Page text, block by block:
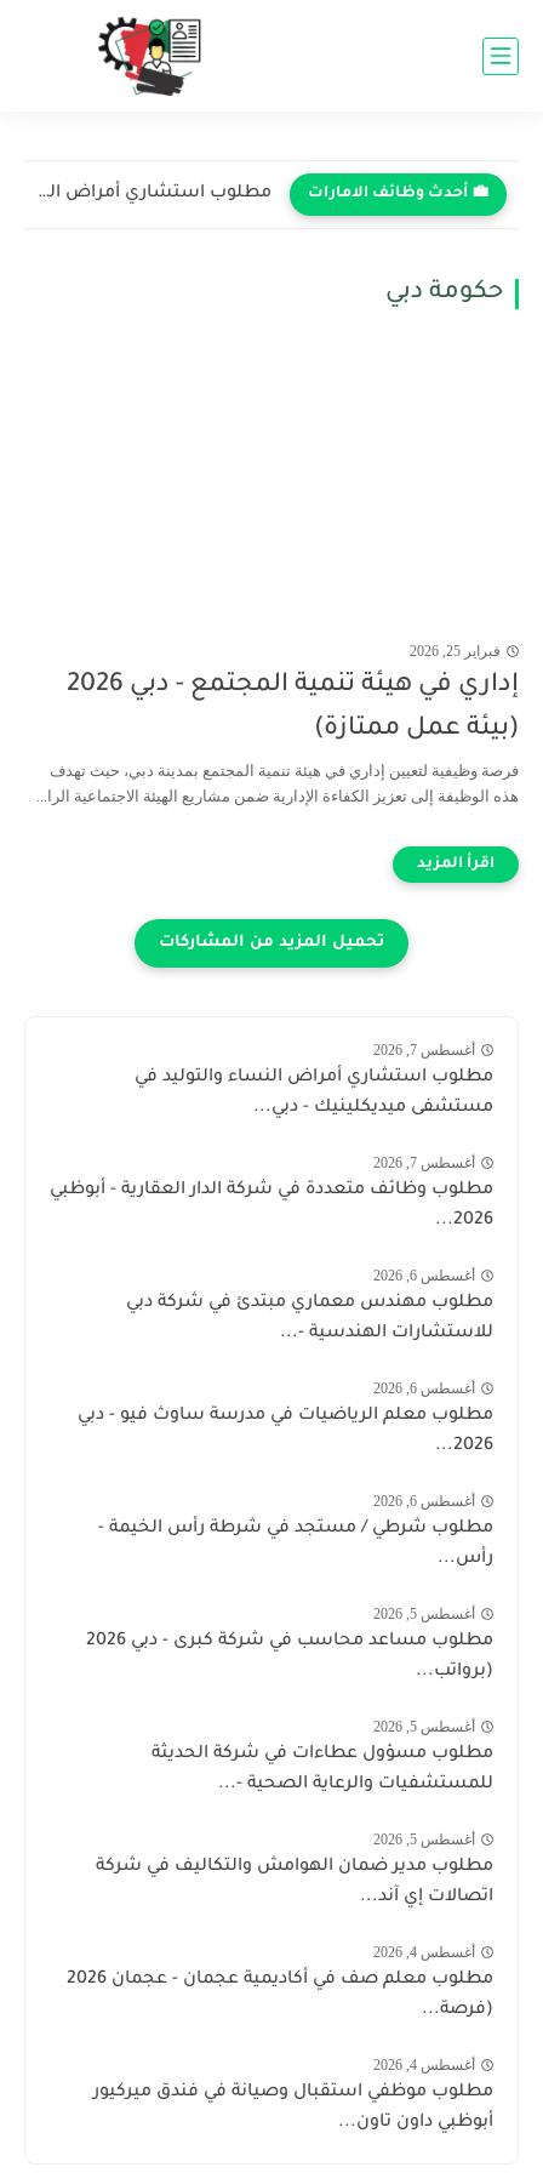
💼 أحدث وظائف الامارات مطلوب استشاري أمراض النساء والتوليد في مستشفى ميديكلينيك - دبي...
حكومة دبي
فبراير 25, 2026
إداري في هيئة تنمية المجتمع - دبي 2026
(بيئة عمل ممتازة)
فرصة وظيفية لتعيين إداري في هيئة تنمية المجتمع بمدينة دبي، حيث تهدف
هذه الوظيفة إلى تعزيز الكفاءة الإدارية ضمن مشاريع الهيئة الاجتماعية الرا...
أغسطس 7, 2026
مطلوب استشاري أمراض النساء والتوليد في
مستشفى ميديكلينيك - دبي...
أغسطس 7, 2026
مطلوب وظائف متعددة في شركة الدار العقارية - أبوظبي
2026...
أغسطس 6, 2026
مطلوب مهندس معماري مبتدئ في شركة دبي
للاستشارات الهندسية -...
أغسطس 6, 2026
مطلوب معلم الرياضيات في مدرسة ساوث فيو - دبي
2026...
أغسطس 6, 2026
مطلوب شرطي / مستجد في شرطة رأس الخيمة -
رأس...
أغسطس 5, 2026
مطلوب مساعد محاسب في شركة كبرى - دبي 2026
(برواتب...
أغسطس 5, 2026
مطلوب مسؤول عطاءات في شركة الحديثة
للمستشفيات والرعاية الصحية -...
أغسطس 5, 2026
مطلوب مدير ضمان الهوامش والتكاليف في شركة
اتصالات إي آند...
أغسطس 4, 2026
مطلوب معلم صف في أكاديمية عجمان - عجمان 2026
(فرصة...
أغسطس 4, 2026
مطلوب موظفي استقبال وصيانة في فندق ميركيور
أبوظبي داون تاون...